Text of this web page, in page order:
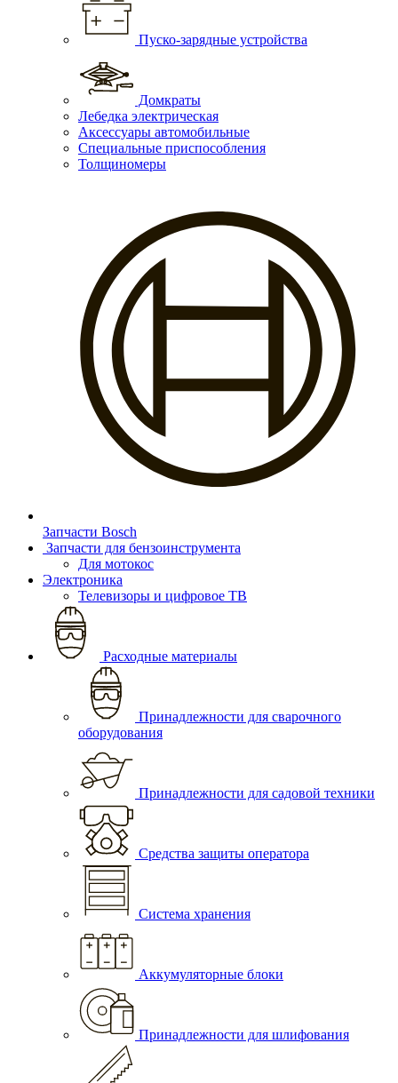
Пуско-зарядные устройства
Домкраты
Лебедка электрическая
Аксессуары автомобильные
Специальные приспособления
Толщиномеры
Запчасти Bosch
Запчасти для бензоинструмента
Для мотокос
Электроника
Телевизоры и цифровое ТВ
Расходные материалы
Принадлежности для сварочного
оборудования
Принадлежности для садовой техники
Средства защиты оператора
Система хранения
Аккумуляторные блоки
Принадлежности для шлифования